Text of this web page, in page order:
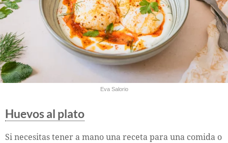
Eva Salorio
Huevos al plato
Si necesitas tener a mano una receta para una comida o